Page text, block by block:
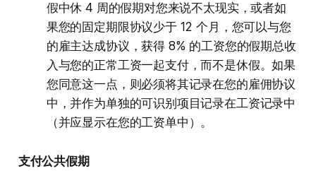
假中休 4 周的假期对您来说不太现实，或者如
果您的固定期限协议少于 12 个月，您可以与您
的雇主达成协议，获得 8% 的工资您的假期总收
入与您的正常工资一起支付，而不是休假。如果
您同意这一点，则必须将其记录在您的雇佣协议
中，并作为单独的可识别项目记录在工资记录中
（并应显示在您的工资单中）。
支付公共假期